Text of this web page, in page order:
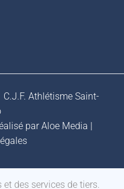
C.J.F. Athlétisme Saint-
parAloe Media
des services de tiers.